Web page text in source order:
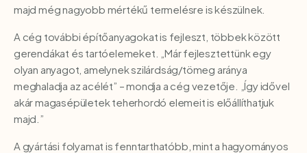
majd még nagyobb mértékű termelésre is készülnek.
A cég további építőanyagokat is fejleszt, többek között
gerendákat és tartóelemeket. „Már fejlesztettünk egy
olyan anyagot, amelynek szilárdság/tömeg aránya
meghaladja az acélét” – mondja a cég vezetője. „Így idővel
akár magasépületek teherhordó elemeit is előállíthatjuk
majd.”
A gyártási folyamat is fenntarthatóbb, mint a hagyományos